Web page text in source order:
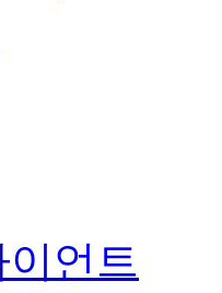
언트